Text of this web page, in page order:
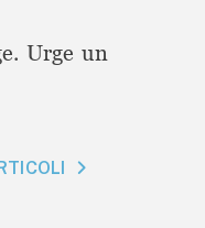
Urge un